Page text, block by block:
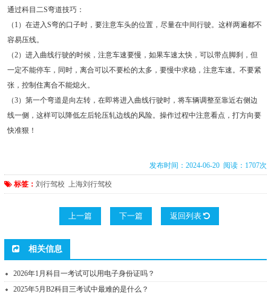
通过科目二S弯道技巧：
（1）在进入S弯的口子时，要注意车头的位置，尽量在中间行驶。这样两遍都不
容易压线。
（2）进入曲线行驶的时候，注意车速要慢，如果车速太快，可以带点脚刹，但
一定不能停车，同时，离合可以不要松的太多，要慢中求稳，注意车速。不要紧
张，控制住离合不能熄火。
（3）第一个弯道是向左转，在即将进入曲线行驶时，将车辆调整至靠近右侧边
线一侧，这样可以降低左后轮压轧边线的风险。操作过程中注意看点，打方向要
快准狠！
发布时间：2024-06-20 阅读：1707次
标签： 刘行驾校 上海刘行驾校
上一篇 下一篇 返回列表
相关信息
2026年1月科目一考试可以用电子身份证吗？
2025年5月B2科目三考试中最难的是什么？